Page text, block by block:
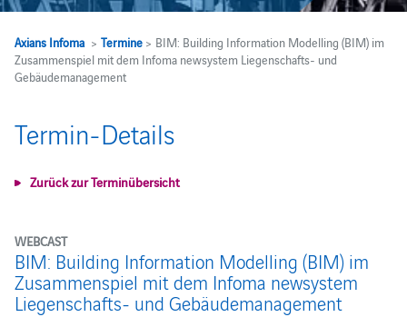
Axians Infoma> Termine> BIM: Building Information Modelling (BIM) im
Zusammenspiel mit dem Infoma newsystem Liegenschafts- und
Gebäudemanagement
Termin-Details
Zurück zur Terminübersicht
WEBCAST
BIM: Building Information Modelling (BIM) im
Zusammenspiel mit dem Infoma newsystem
Liegenschafts- und Gebäudemanagement